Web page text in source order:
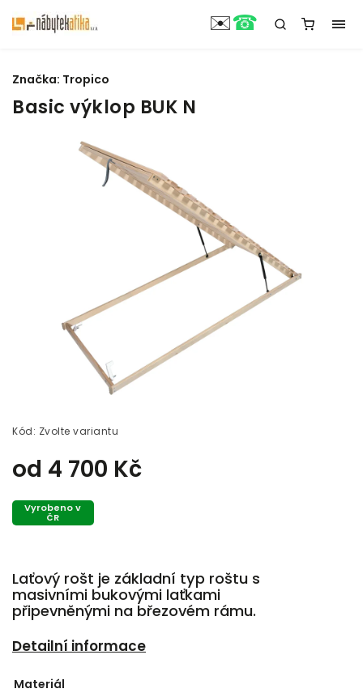
Basic výklop BUK N
Kód: Zvolte variantu
od 4 700 Kč
Vyrobeno v
ČR
Laťový rošt je základní typ roštu s
masivními bukovými laťkami
připevněnými na březovém rámu.
Detailní informace
Značka: Tropico
Materiál
✉️☎